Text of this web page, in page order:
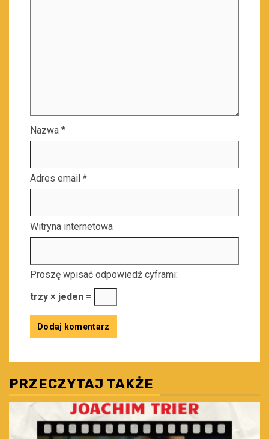
Nazwa *
Adres email *
Witryna internetowa
Proszę wpisać odpowiedź cyframi:
trzy × jeden =
PRZECZYTAJ TAKŻE